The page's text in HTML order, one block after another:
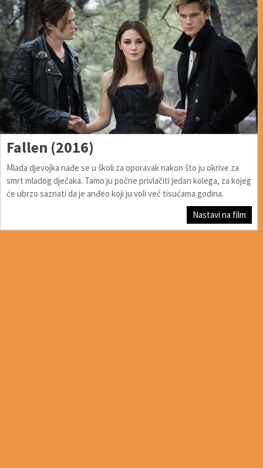
Fallen (2016)
Mlada djevojka nađe se u školi za oporavak nakon što ju okrive za
smrt mladog dječaka. Tamo ju počne privlačiti jedan kolega, za kojeg
će ubrzo saznati da je anđeo koji ju voli već tisućama godina.
Nastavi na film